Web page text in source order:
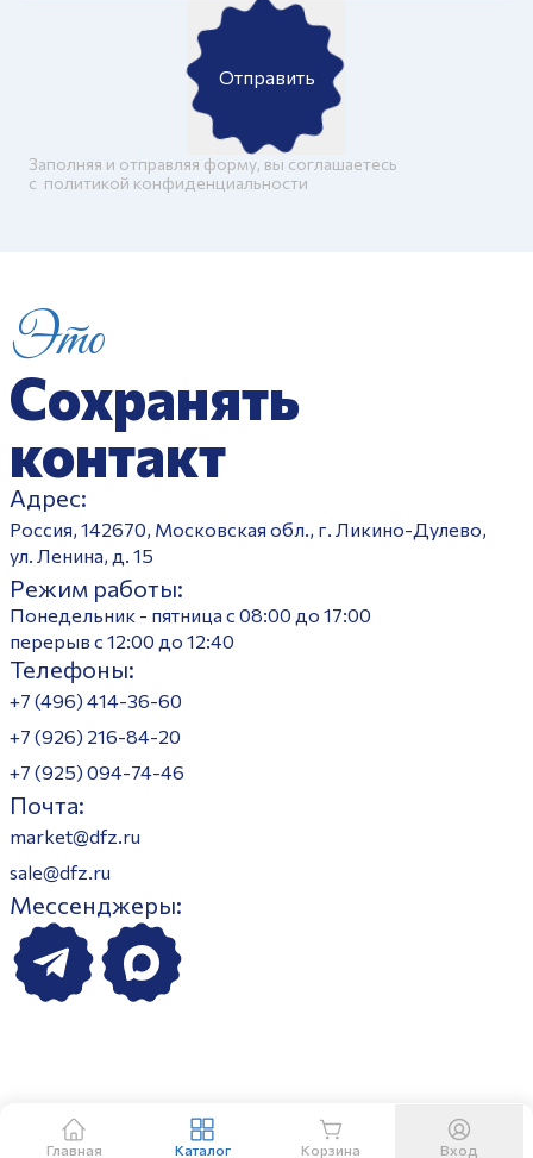
Отправить
Заполняя и отправляя форму, вы соглашаетесь
c политикой конфиденциальности
Это
Сохранять
контакт
Адрес:
Россия, 142670, Московская обл., г. Ликино-Дулево,
ул. Ленина, д. 15
Режим работы:
Понедельник - пятница с 08:00 до 17:00
перерыв с 12:00 до 12:40
Телефоны:
+7 (496) 414-36-60
+7 (926) 216-84-20
+7 (925) 094-74-46
Почта:
market@dfz.ru
sale@dfz.ru
Мессенджеры:
Главная Каталог Корзина Вход